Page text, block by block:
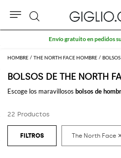
HOMBRE THE NORTH FACE HOMBRE
BOLSOS DE THE NORTH
Escoge los maravillosos bolsos de
que más te gusta sin estrés.
Descubre las últimas colecciones de
22 Productos
Buscar
Envío gratuito en pedidos